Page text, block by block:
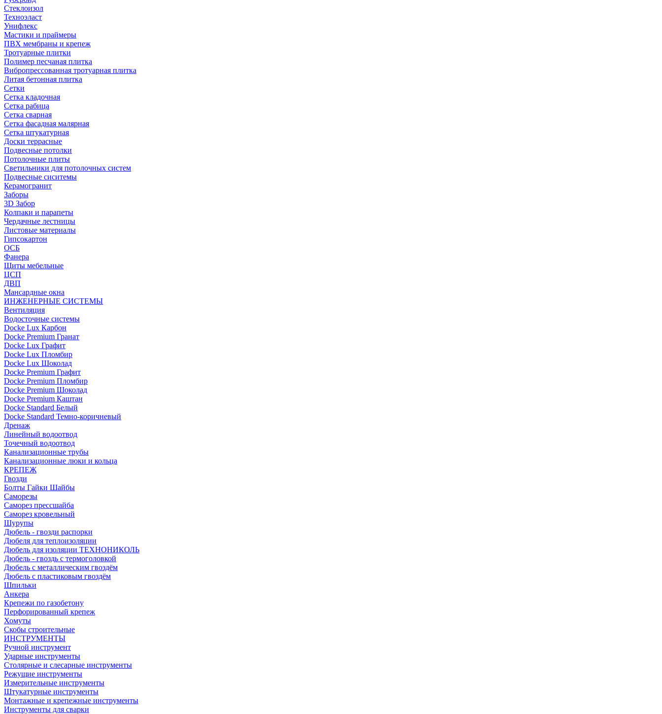
Стеклоизол
Техноэласт
Унифлекс
Мастики и праймеры
ПВХ мембраны и крепеж
Тротуарные плитки
Полимер песчаная плитка
Вибропрессованная тротуарная плитка
Литая бетонная плитка
Сетки
Сетка кладочная
Сетка рабица
Сетка сварная
Сетка фасадная малярная
Сетка штукатурная
Доски террасные
Подвесные потолки
Потолочные плиты
Светильники для потолочных систем
Подвесные сиситемы
Керамогранит
Заборы
3D Забор
Колпаки и парапеты
Чердачные лестницы
Листовые материалы
Гипсокартон
ОСБ
Фанера
Щиты мебельные
ЦСП
ДВП
Мансардные окна
ИНЖЕНЕРНЫЕ СИСТЕМЫ
Вентиляция
Водосточные системы
Docke Lux Карбон
Docke Premium Гранат
Docke Lux Графит
Docke Lux Пломбир
Docke Lux Шоколад
Docke Premium Графит
Docke Premium Пломбир
Docke Premium Шоколад
Docke Premium Каштан
Docke Standard Белый
Docke Standard Темно-коричневый
Дренаж
Линейный водоотвод
Точечный водоотвод
Канализационные трубы
Канализационные люки и кольца
КРЕПЕЖ
Гвозди
Болты Гайки Шайбы
Саморезы
Саморез прессшайба
Саморез кровельный
Шурупы
Дюбель - гвозди распорки
Дюбеля для теплоизоляции
Дюбель для изоляции ТЕХНОНИКОЛЬ
Дюбель - гвоздь с термоголовкой
Дюбель с металлическим гвоздём
Дюбель с пластиковым гвоздём
Шпильки
Анкера
Крепежи по газобетону
Перфорированный крепеж
Хомуты
Скобы строительные
ИНСТРУМЕНТЫ
Ручной инструмент
Ударные инструменты
Столярные и слесарные инструменты
Режущие инструменты
Измерительные инструменты
Штукатурные инструменты
Монтажные и крепежные инструменты
Инструменты для сварки